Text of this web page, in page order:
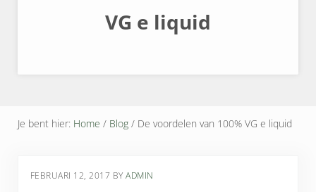
VG e liquid
Je bent hier: Home / Blog /De voordelen van 100% VG e liquid
FEBRUARI 12, 2017 BYADMIN